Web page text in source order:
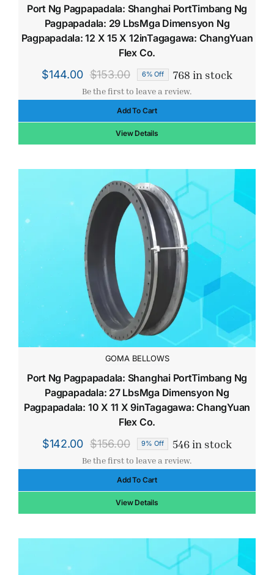
Port Ng Pagpapadala: Shanghai PortTimbang Ng
Pagpapadala: 29 LbsMga Dimensyon Ng
Pagpapadala: 12 X 15 X 12inTagagawa: ChangYuan
Flex Co.
$153.00
Original
price
was:
$153.00.
$144.00
Current
price
is:
$144.00.
6% Off 768 in stock
Be the first to leave a review.
Add To Cart
View Details
GOMA BELLOWS
Port Ng Pagpapadala: Shanghai PortTimbang Ng
Pagpapadala: 27 LbsMga Dimensyon Ng
Pagpapadala: 10 X 11 X 9inTagagawa: ChangYuan
Flex Co.
$156.00
Original
price
was:
$156.00.
$142.00
Current
price
is:
$142.00.
9% Off 546 in stock
Be the first to leave a review.
Add To Cart
View Details